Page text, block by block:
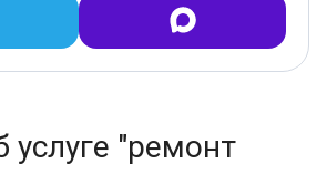
"ремонт